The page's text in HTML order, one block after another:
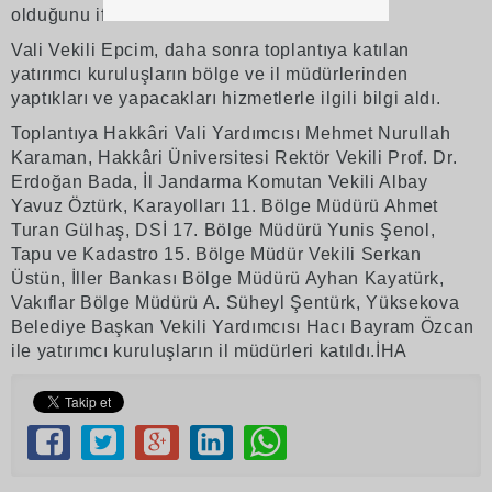
olduğunu ifade etti.
Vali Vekili Epcim, daha sonra toplantıya katılan
yatırımcı kuruluşların bölge ve il müdürlerinden
yaptıkları ve yapacakları hizmetlerle ilgili bilgi aldı.
Toplantıya Hakkâri Vali Yardımcısı Mehmet Nurullah
Karaman, Hakkâri Üniversitesi Rektör Vekili Prof. Dr.
Erdoğan Bada, İl Jandarma Komutan Vekili Albay
Yavuz Öztürk, Karayolları 11. Bölge Müdürü Ahmet
Turan Gülhaş, DSİ 17. Bölge Müdürü Yunis Şenol,
Tapu ve Kadastro 15. Bölge Müdür Vekili Serkan
Üstün, İller Bankası Bölge Müdürü Ayhan Kayatürk,
Vakıflar Bölge Müdürü A. Süheyl Şentürk, Yüksekova
Belediye Başkan Vekili Yardımcısı Hacı Bayram Özcan
ile yatırımcı kuruluşların il müdürleri katıldı.İHA